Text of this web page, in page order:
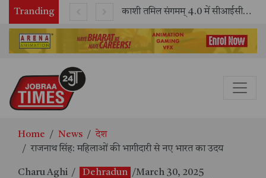
Tranding काशी तमिल संगमम् 4.0 में सीआईसीटी का स्टॉल बना तमिल भाषा और संस्कृति का केंद्र, ‘तमिल करकलाम’ से सीखना हुआ सरल
Home News
देश
राजनाथ सिंह: महिलाओं की भागीदारी से नए भारत का उदय
Charu Aghi / Dehradun /March 30, 2025